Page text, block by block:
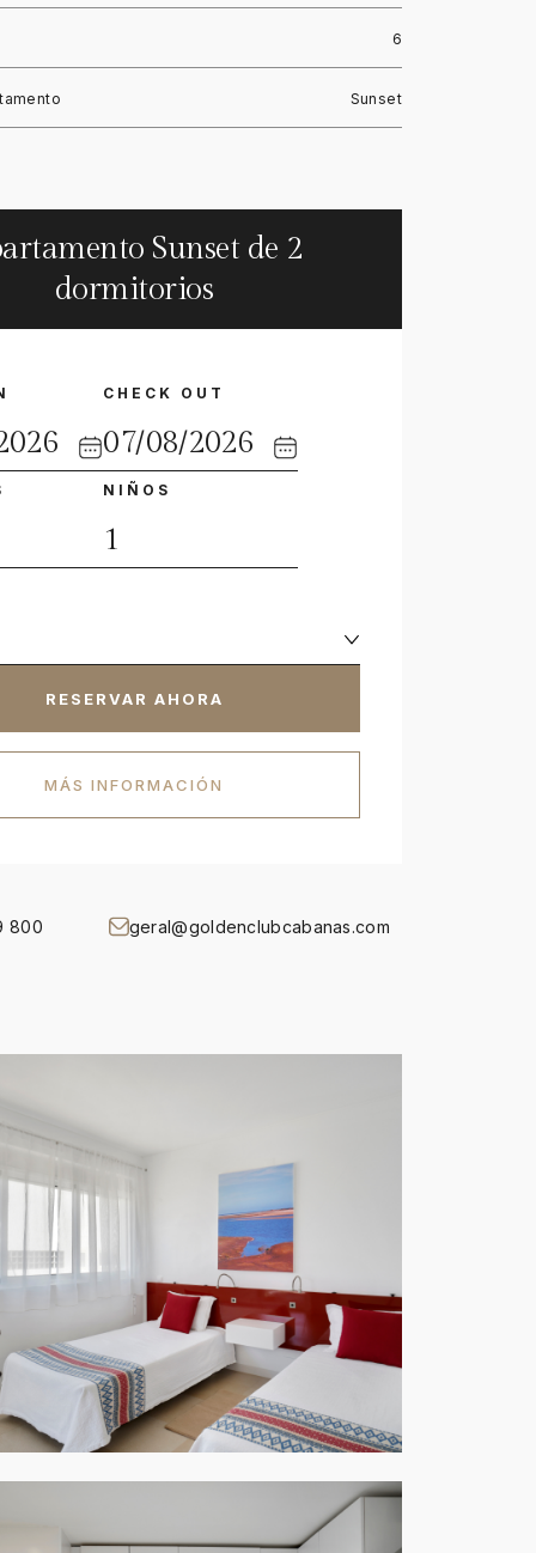
6
Sunset
Sunset de 2
dormitorios
CHECK OUT
NIÑOS
RESERVAR AHORA
MÁS INFORMACIÓN
800 geral@goldenclubcabanas.com